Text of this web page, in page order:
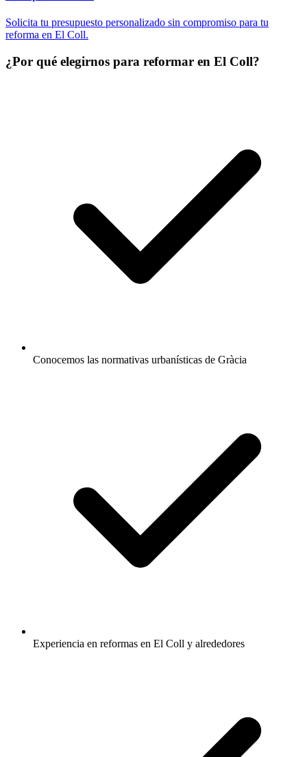
Solicita tu presupuesto personalizado sin compromiso para tu
reforma en El Coll.
¿Por qué elegirnos para reformar en El Coll?
Conocemos las normativas urbanísticas de Gràcia
Experiencia en reformas en El Coll y alrededores